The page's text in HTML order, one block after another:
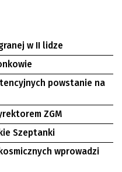
w II lidze
powstanie na
ZGM
Szeptanki
wprowadzi